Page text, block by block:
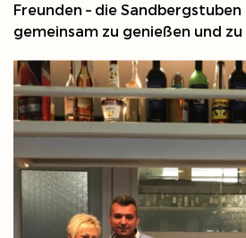
Freunden – die
gemeinsam zu genießen und zu